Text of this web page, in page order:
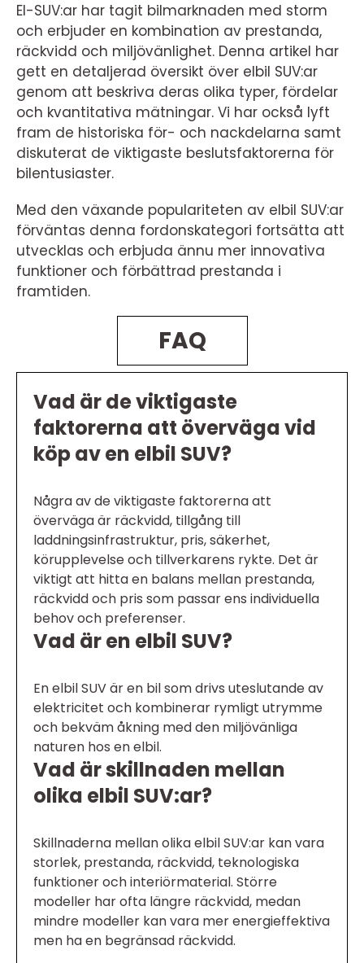
El-SUV:ar har tagit bilmarknaden med storm
och erbjuder en kombination av prestanda,
räckvidd och miljövänlighet. Denna artikel har
gett en detaljerad översikt över elbil SUV:ar
genom att beskriva deras olika typer, fördelar
och kvantitativa mätningar. Vi har också lyft
fram de historiska för- och nackdelarna samt
diskuterat de viktigaste beslutsfaktorerna för
bilentusiaster.
Med den växande populariteten av elbil SUV:ar
förväntas denna fordonskategori fortsätta att
utvecklas och erbjuda ännu mer innovativa
funktioner och förbättrad prestanda i
framtiden.
FAQ
Vad är de viktigaste
faktorerna att överväga vid
köp av en elbil SUV?
Några av de viktigaste faktorerna att
överväga är räckvidd, tillgång till
laddningsinfrastruktur, pris, säkerhet,
körupplevelse och tillverkarens rykte. Det är
viktigt att hitta en balans mellan prestanda,
räckvidd och pris som passar ens individuella
behov och preferenser.
Vad är en elbil SUV?
En elbil SUV är en bil som drivs uteslutande av
elektricitet och kombinerar rymligt utrymme
och bekväm åkning med den miljövänliga
naturen hos en elbil.
Vad är skillnaden mellan
olika elbil SUV:ar?
Skillnaderna mellan olika elbil SUV:ar kan vara
storlek, prestanda, räckvidd, teknologiska
funktioner och interiörmaterial. Större
modeller har ofta längre räckvidd, medan
mindre modeller kan vara mer energieffektiva
men ha en begränsad räckvidd.